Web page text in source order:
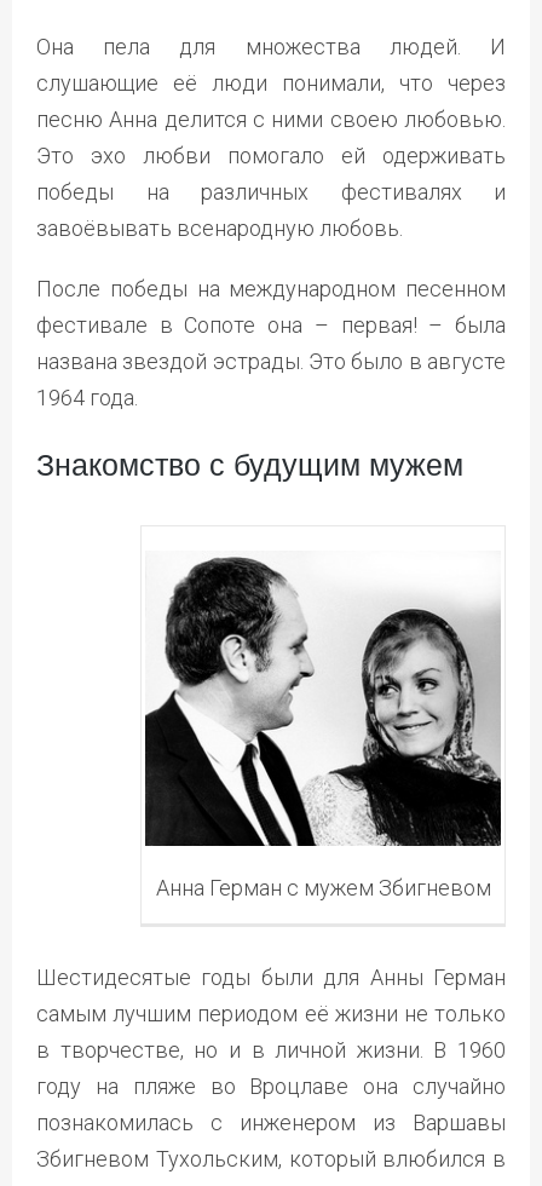
Она пела для множества людей. И
слушающие её люди понимали, что через
песню Анна делится с ними своею любовью.
Это эхо любви помогало ей одерживать
победы на различных фестивалях и
завоёвывать всенародную любовь.
После победы на международном песенном
фестивале в Сопоте она – первая! – была
названа звездой эстрады. Это было в августе
1964 года.
Знакомство с будущим мужем
Анна Герман с мужем Збигневом
Шестидесятые годы были для Анны Герман
самым лучшим периодом её жизни не только
в творчестве, но и в личной жизни. В 1960
году на пляже во Вроцлаве она случайно
познакомилась с инженером из Варшавы
Збигневом Тухольским, который влюбился в